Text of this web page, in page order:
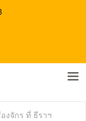
งจักร ที่ ธีราฯ